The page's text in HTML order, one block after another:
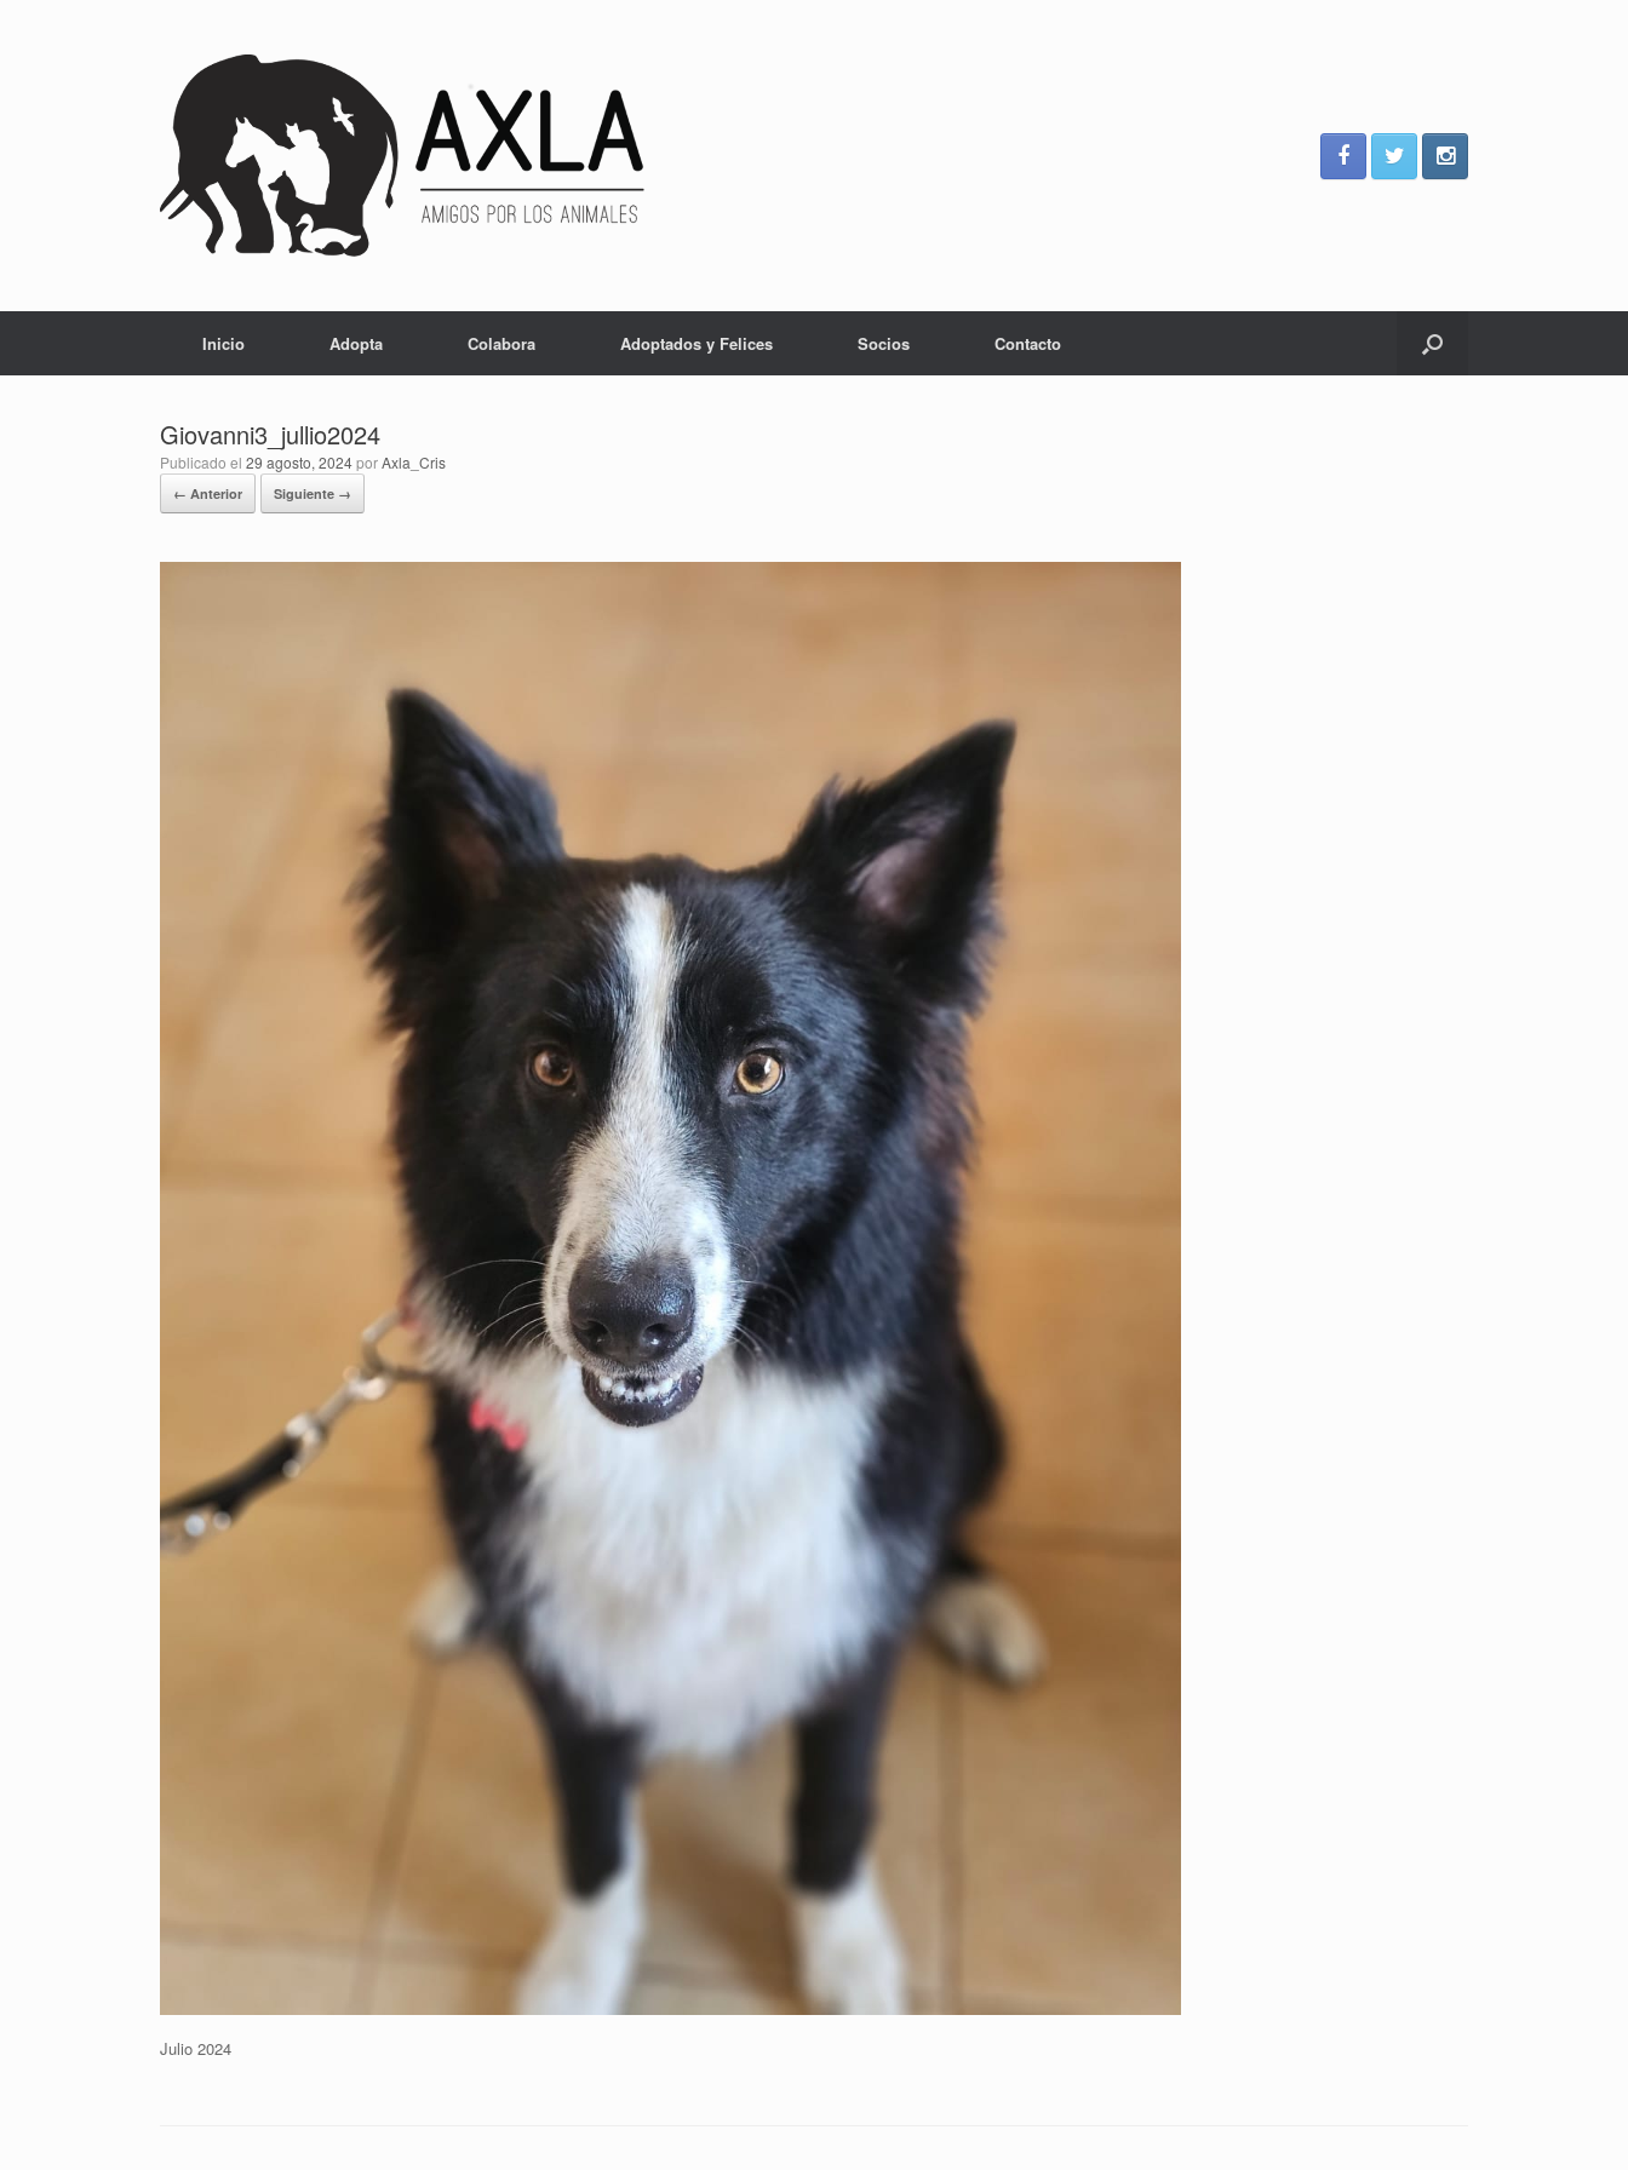
Inicio Adopta Colabora Adoptados y Felices Socios Contacto
Giovanni3_jullio2024
Publicado el 29 agosto, 2024porAxla_Cris
← Anterior Siguiente →
Julio 2024